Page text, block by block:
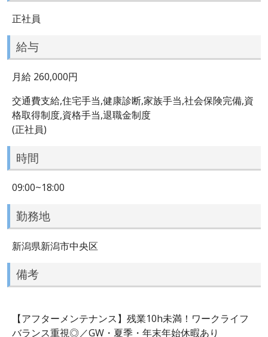
正社員
給与
月給 260,000円
交通費支給,住宅手当,健康診断,家族手当,社会保険完備,資
格取得制度,資格手当,退職金制度
(正社員)
時間
09:00~18:00
勤務地
新潟県新潟市中央区
備考
【アフターメンテナンス】残業10h未満！ワークライフ
バランス重視◎／GW・夏季・年末年始休暇あり